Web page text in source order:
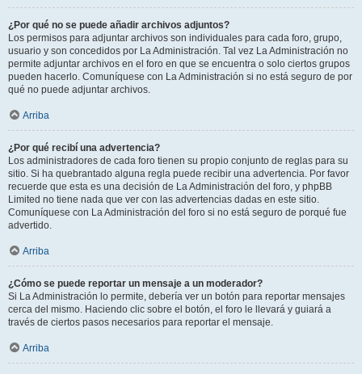
¿Por qué no se puede añadir archivos adjuntos?
Los permisos para adjuntar archivos son individuales para cada foro, grupo,
usuario y son concedidos por La Administración. Tal vez La Administración no
permite adjuntar archivos en el foro en que se encuentra o solo ciertos grupos
pueden hacerlo. Comuníquese con La Administración si no está seguro de por
qué no puede adjuntar archivos.
Arriba
¿Por qué recibí una advertencia?
Los administradores de cada foro tienen su propio conjunto de reglas para su
sitio. Si ha quebrantado alguna regla puede recibir una advertencia. Por favor
recuerde que esta es una decisión de La Administración del foro, y phpBB
Limited no tiene nada que ver con las advertencias dadas en este sitio.
Comuníquese con La Administración del foro si no está seguro de porqué fue
advertido.
Arriba
¿Cómo se puede reportar un mensaje a un moderador?
Si La Administración lo permite, debería ver un botón para reportar mensajes
cerca del mismo. Haciendo clic sobre el botón, el foro le llevará y guiará a
través de ciertos pasos necesarios para reportar el mensaje.
Arriba